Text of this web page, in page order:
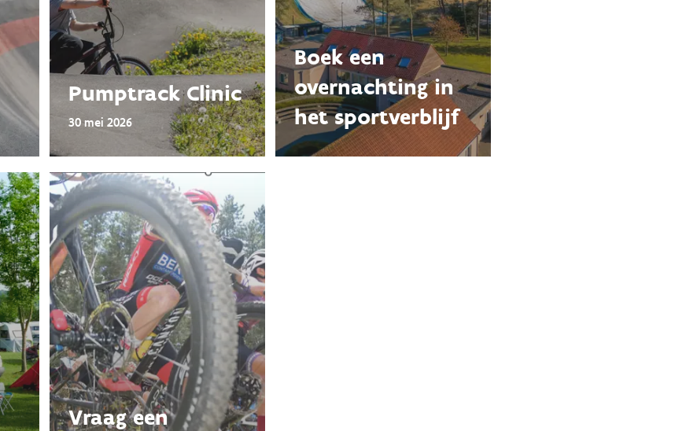
Pumptrack Clinic
30 mei 2026
Boek een
overnachting in
het sportverblijf
Vraag een